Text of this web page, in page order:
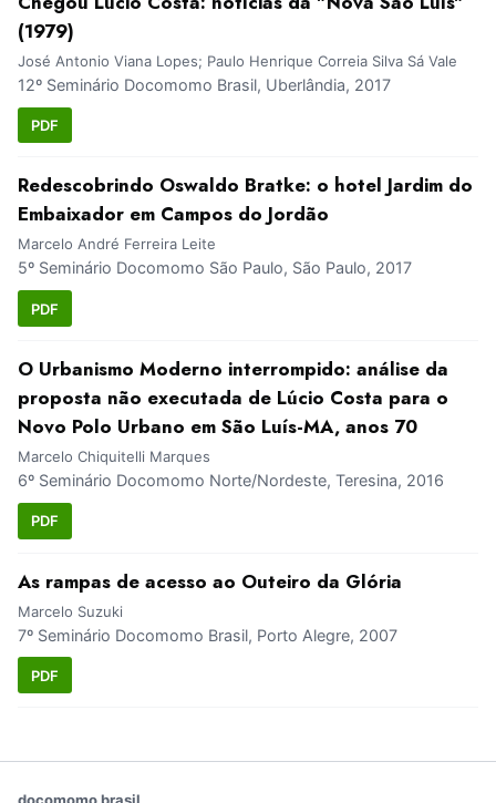
(1979)
José Antonio Viana Lopes; Paulo Henrique Correia Silva Sá Vale
12º Seminário Docomomo Brasil, Uberlândia, 2017
PDF
Redescobrindo Oswaldo Bratke: o hotel Jardim do
Embaixador em Campos do Jordão
Marcelo André Ferreira Leite
5º Seminário Docomomo São Paulo, São Paulo, 2017
PDF
O Urbanismo Moderno interrompido: análise da
proposta não executada de Lúcio Costa para o
Novo Polo Urbano em São Luís-MA, anos 70
Marcelo Chiquitelli Marques
6º Seminário Docomomo Norte/Nordeste, Teresina, 2016
PDF
As rampas de acesso ao Outeiro da Glória
Marcelo Suzuki
7º Seminário Docomomo Brasil, Porto Alegre, 2007
PDF